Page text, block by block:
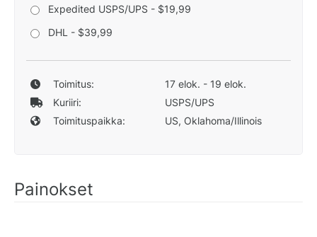
Expedited USPS/UPS - $19,99
DHL - $39,99
Toimitus:
17 elok. - 19 elok.
Kuriiri:
USPS/UPS
Toimituspaikka:
US, Oklahoma/Illinois
Painokset